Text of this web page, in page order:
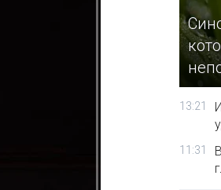
13:21
11:31